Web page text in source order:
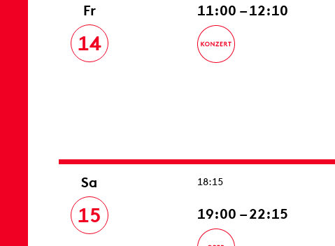
Fr
14
11:00 – 12:10
Sa
15
18:15
19:00 – 22:15